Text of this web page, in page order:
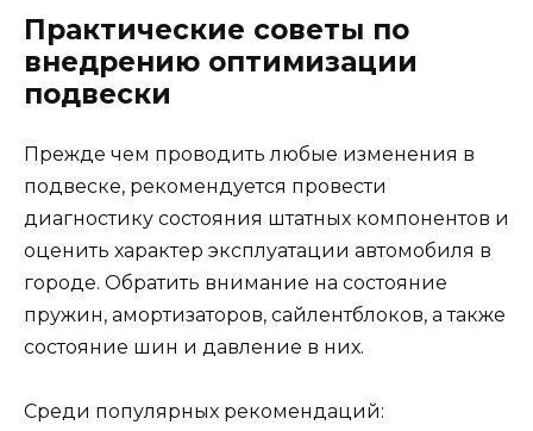
Практические советы по
внедрению оптимизации
подвески
Прежде чем проводить любые изменения в
подвеске, рекомендуется провести
диагностику состояния штатных компонентов и
оценить характер эксплуатации автомобиля в
городе. Обратить внимание на состояние
пружин, амортизаторов, сайлентблоков, а также
состояние шин и давление в них.
Среди популярных рекомендаций: